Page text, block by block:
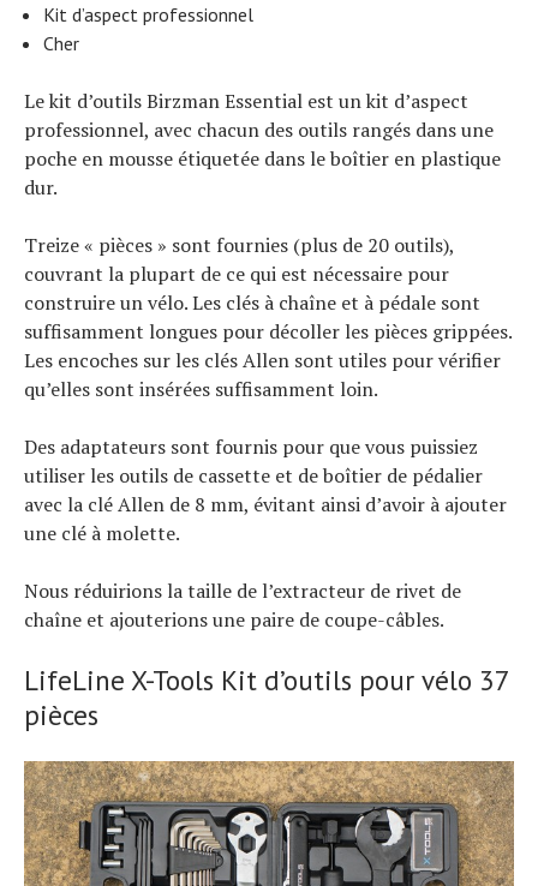
Kit d’aspect professionnel
Cher
Le kit d’outils Birzman Essential est un kit d’aspect
professionnel, avec chacun des outils rangés dans une
poche en mousse étiquetée dans le boîtier en plastique
dur.
Treize « pièces » sont fournies (plus de 20 outils),
couvrant la plupart de ce qui est nécessaire pour
construire un vélo. Les clés à chaîne et à pédale sont
suffisamment longues pour décoller les pièces grippées.
Les encoches sur les clés Allen sont utiles pour vérifier
qu’elles sont insérées suffisamment loin.
Des adaptateurs sont fournis pour que vous puissiez
utiliser les outils de cassette et de boîtier de pédalier
avec la clé Allen de 8 mm, évitant ainsi d’avoir à ajouter
une clé à molette.
Nous réduirions la taille de l’extracteur de rivet de
chaîne et ajouterions une paire de coupe-câbles.
LifeLine X-Tools Kit d’outils pour vélo 37
pièces